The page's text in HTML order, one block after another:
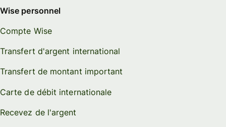
Wise personnel
Compte Wise
Transfert d'argent international
Transfert de montant important
Carte de débit internationale
Recevez de l'argent